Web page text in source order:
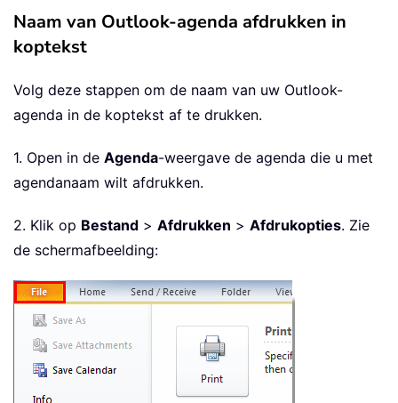
Naam van Outlook-agenda afdrukken in
koptekst
Volg deze stappen om de naam van uw Outlook-
agenda in de koptekst af te drukken.
1. Open in de Agenda-weergave de agenda die u met
agendanaam wilt afdrukken.
2. Klik op Bestand > Afdrukken > Afdrukopties. Zie
de schermafbeelding: